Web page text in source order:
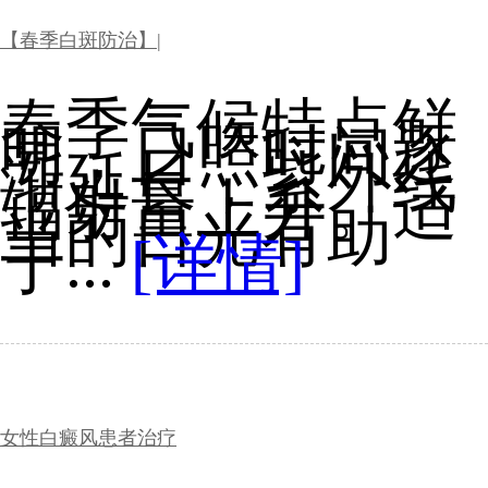
【春季白斑防治】|
春季气候特点鲜
明，日照时间逐
渐延长，紫外线
辐射量上升。适
当的日光有助
于...[详情]
女性白癜风患者治疗